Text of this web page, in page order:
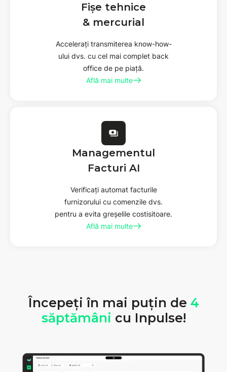
Fișe tehnice
& mercurial
Accelerați transmiterea know-how-
ului dvs. cu cel mai complet back
office de pe piață.
Află mai multe
Managementul
Facturi AI
Verificați automat facturile
furnizorului cu comenzile dvs.
pentru a evita greșelile costisitoare.
Află mai multe
Începeți în mai puțin de 4
săptămâni cu Inpulse!